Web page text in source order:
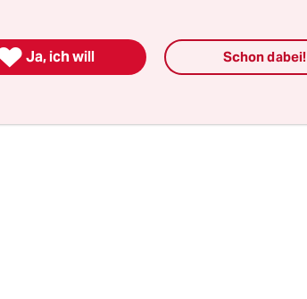
mit der US-Administration –
annektieren.
Ja, ich will Schon dabei!